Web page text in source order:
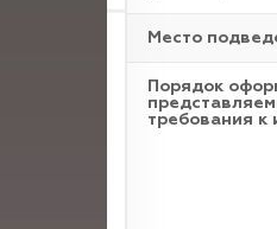
Место
Порядок
требования к